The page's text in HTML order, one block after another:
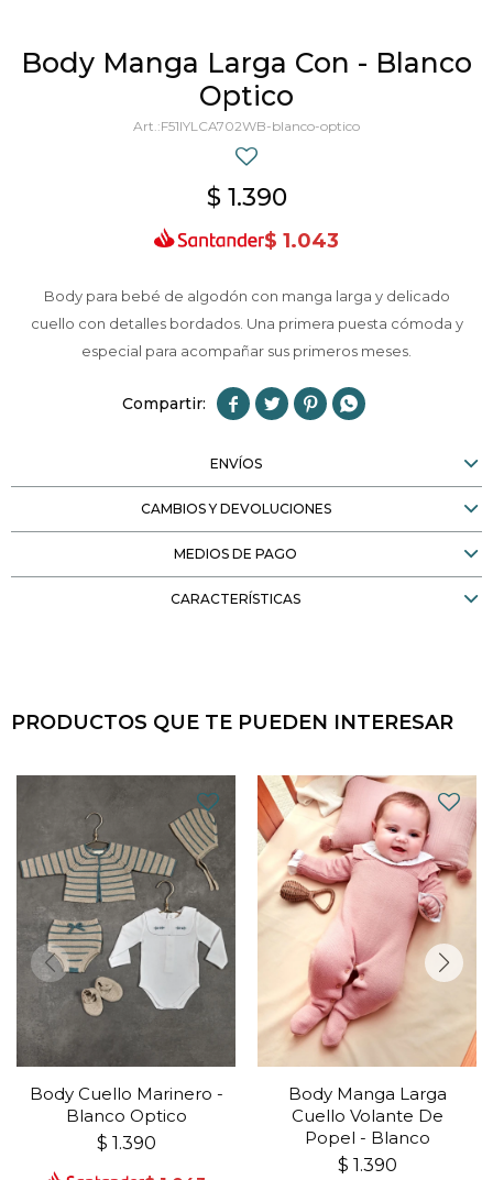
Body Manga Larga Con - Blanco
Optico
F51IYLCA702WB-blanco-optico
$ 1.390
$ 1.043
Body para bebé de algodón con manga larga y delicado
cuello con detalles bordados. Una primera puesta cómoda y
especial para acompañar sus primeros meses.
   
ENVÍOS
CAMBIOS Y DEVOLUCIONES
MEDIOS DE PAGO
CARACTERÍSTICAS
PRODUCTOS QUE TE PUEDEN INTERESAR
Body Cuello Marinero -
Blanco Optico
$ 1.390
Body Manga Larga
Cuello Volante De
Popel - Blanco
$ 1.390